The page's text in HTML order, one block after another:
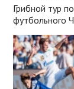
Грибной тур
футбольного